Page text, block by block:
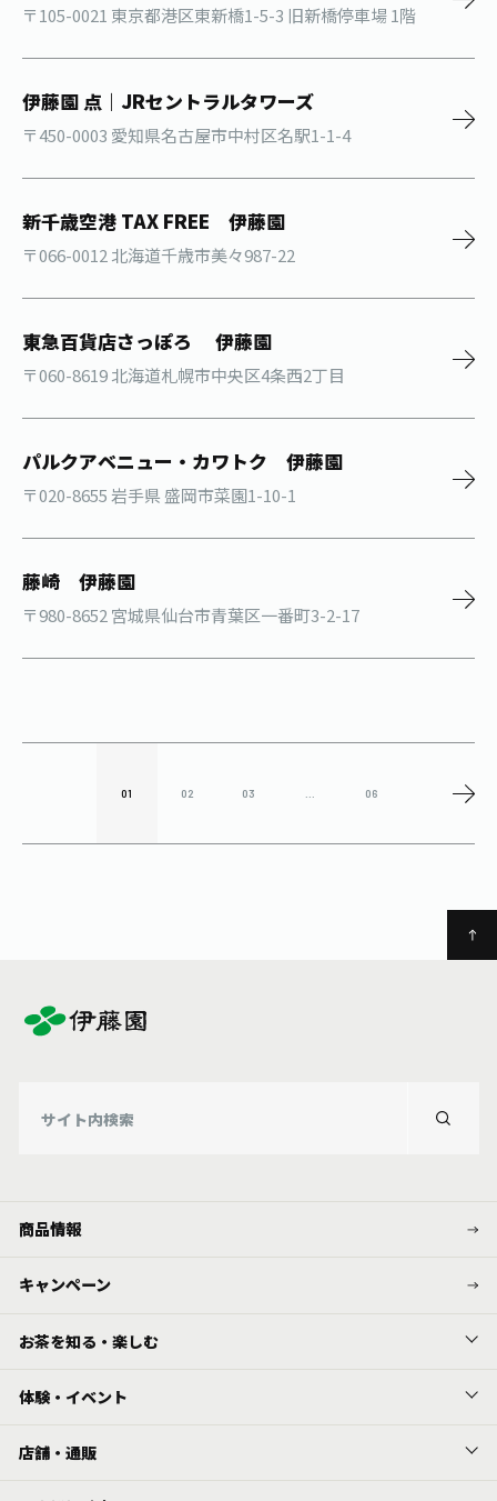
〒105-0021 東京都港区東新橋1-5-3 旧新橋停車場 1階
伊藤園 点｜JRセントラルタワーズ
〒450-0003 愛知県名古屋市中村区名駅1-1-4
新千歳空港 TAX FREE 伊藤園
〒066-0012 北海道千歳市美々987-22
東急百貨店さっぽろ 伊藤園
〒060-8619 北海道札幌市中央区4条西2丁目
パルクアベニュー・カワトク 伊藤園
〒020-8655 岩手県 盛岡市菜園1-10-1
藤崎 伊藤園
〒980-8652 宮城県仙台市青葉区一番町3-2-17
01 02 03 06
商品情報
キャンペーン
お茶を知る・楽しむ
体験・イベント
店舗・通販